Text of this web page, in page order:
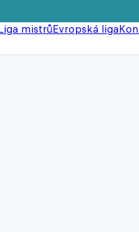
mistrůEvropská liga